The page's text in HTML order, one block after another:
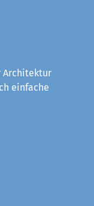
Architektur
einfache